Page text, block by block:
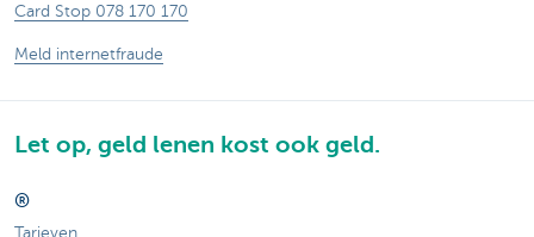
Card Stop 078 170 170
Meld internetfraude
Let op, geld lenen kost ook geld.
®
Tarieven